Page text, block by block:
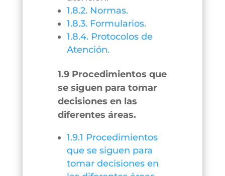
1.8.2. Normas.
1.8.3. Formularios.
1.8.4. Protocolos de
Atención.
1.9 Procedimientos que
se siguen para tomar
decisiones en las
diferentes áreas.
1.9.1 Procedimientos
que se siguen para
tomar decisiones en